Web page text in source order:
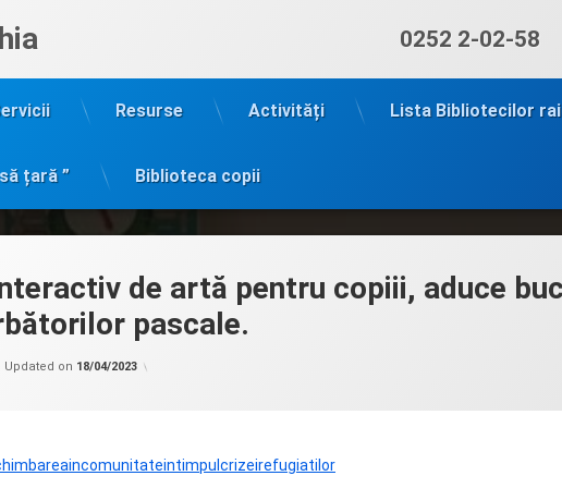
Sună acum:
0252 2-02-58
Resurse Activități Lista Bibliotecilor
țară ” Biblioteca copii
de artă pentru copiii, aduce
pascale.
Updated on 18/04/2023
crizei